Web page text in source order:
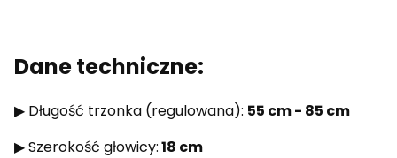
Dane techniczne:
▶ Długość trzonka (regulowana): 55 cm - 85 cm
▶ Szerokość głowicy:18 cm